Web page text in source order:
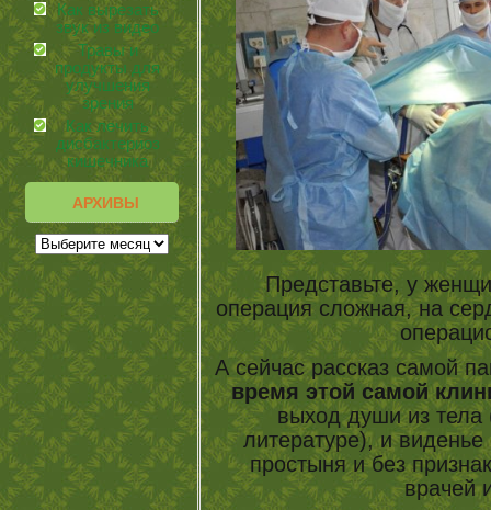
Как вырезать
звук из видео
Травы и
продукты для
улучшения
зрения
Как лечить
дисбактериоз
кишечника
АРХИВЫ
Представьте, у
операция сложная, на
А сейчас рассказ самой
время этой самой
выход души из тела
литературе), и
простыня и без
врачей